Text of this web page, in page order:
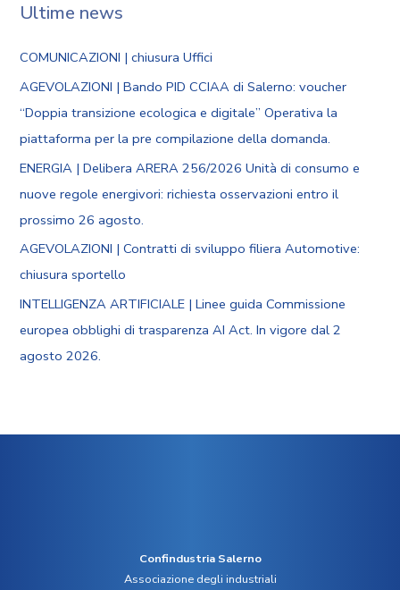
Ultime news
COMUNICAZIONI | chiusura Uffici
AGEVOLAZIONI | Bando PID CCIAA di Salerno: voucher
“Doppia transizione ecologica e digitale” Operativa la
piattaforma per la pre compilazione della domanda.
ENERGIA | Delibera ARERA 256/2026 Unità di consumo e
nuove regole energivori: richiesta osservazioni entro il
prossimo 26 agosto.
AGEVOLAZIONI | Contratti di sviluppo filiera Automotive:
chiusura sportello
INTELLIGENZA ARTIFICIALE | Linee guida Commissione
europea obblighi di trasparenza AI Act. In vigore dal 2
agosto 2026.
Confindustria Salerno
Associazione degli industriali